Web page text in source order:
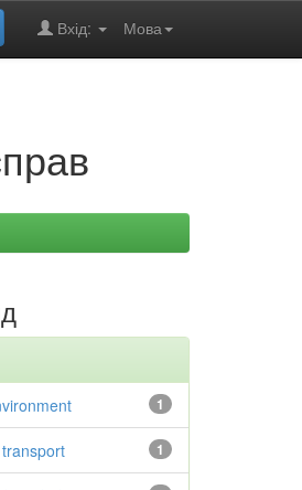
Мова
Вхід:
1
1